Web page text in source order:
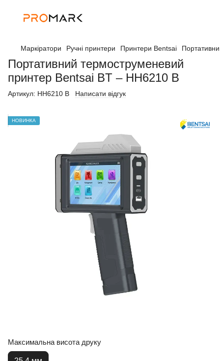
Маркіратори Ручні принтери Принтери Bentsai
Портативний термоструменевий
принтер Bentsai BT – HH6210 B
Артикул: HH6210 B Написати відгук
НОВИНКА
Максимальна висота друку